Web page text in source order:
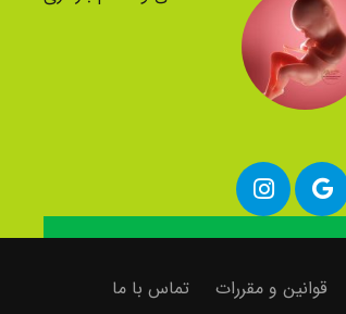
قوانین و مقررات تماس با ما